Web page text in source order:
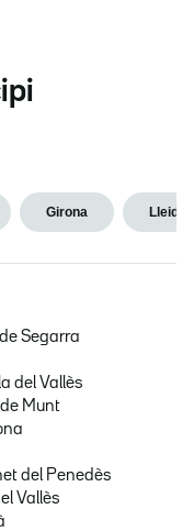
Girona Lleida
Segarra
del Vallès
Munt
del Penedès
Vallès